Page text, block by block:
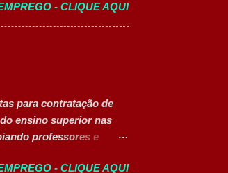
como foco garantir a
de recursos
da planta
eficiente dos
dos processos
- CLIQUE AQUI
para contratação de
ensino superior nas
professores e
Presencial
- CLIQUE AQUI